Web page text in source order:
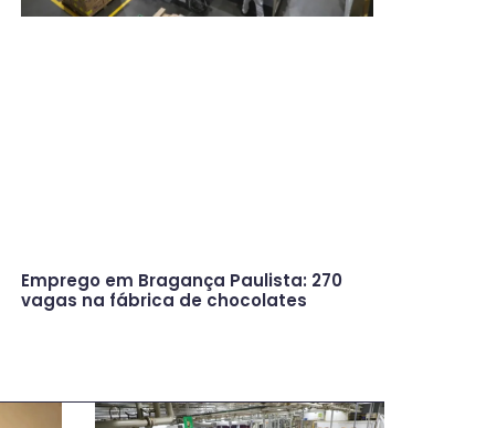
Emprego em Bragança Paulista: 270
vagas na fábrica de chocolates